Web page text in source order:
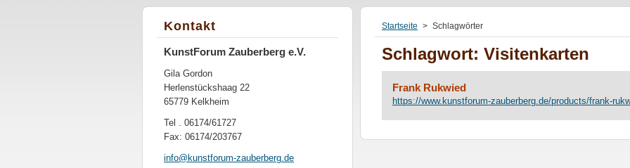
Startseite > Schlagwörter
Schlagwort: Visitenkarten
Frank Rukwied
https://www.kunstforum-zauberberg.de/products/frank-
Kontakt
KunstForum Zauberberg e.V.
Gila Gordon
Herlenstückshaag 22
65779 Kelkheim
Tel . 06174/61727
Fax: 06174/203767
info@kunstforum-zauberberg.de